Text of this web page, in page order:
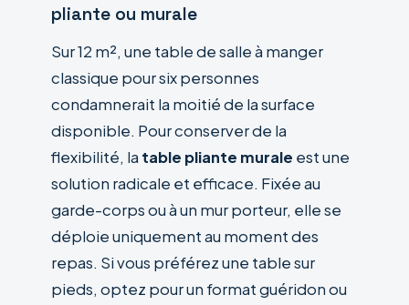
pliante ou murale
Sur 12 m², une table de salle à manger
classique pour six personnes
condamnerait la moitié de la surface
disponible. Pour conserver de la
flexibilité, la table pliante murale est une
solution radicale et efficace. Fixée au
garde-corps ou à un mur porteur, elle se
déploie uniquement au moment des
repas. Si vous préférez une table sur
pieds, optez pour un format guéridon ou